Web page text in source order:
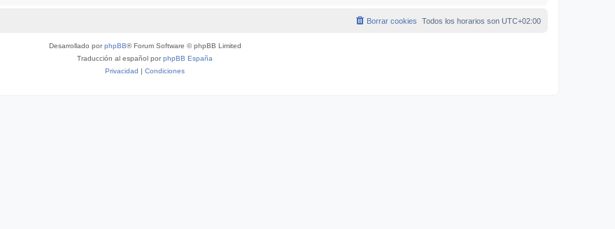
Todos los horarios son UTC+02:00
Borrar cookies
Desarrollado porphpBB® Forum Software © phpBB Limited
Traducción al español porphpBB España
Privacidad | Condiciones